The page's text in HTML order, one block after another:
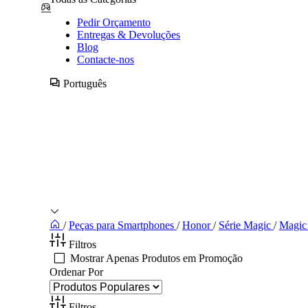
Pedir Orçamento
Entregas & Devoluções
Blog
Contacte-nos
Português
/ Peças para Smartphones / Honor/ Série Magic /
Filtros
Mostrar Apenas Produtos em Promoção
Ordenar Por